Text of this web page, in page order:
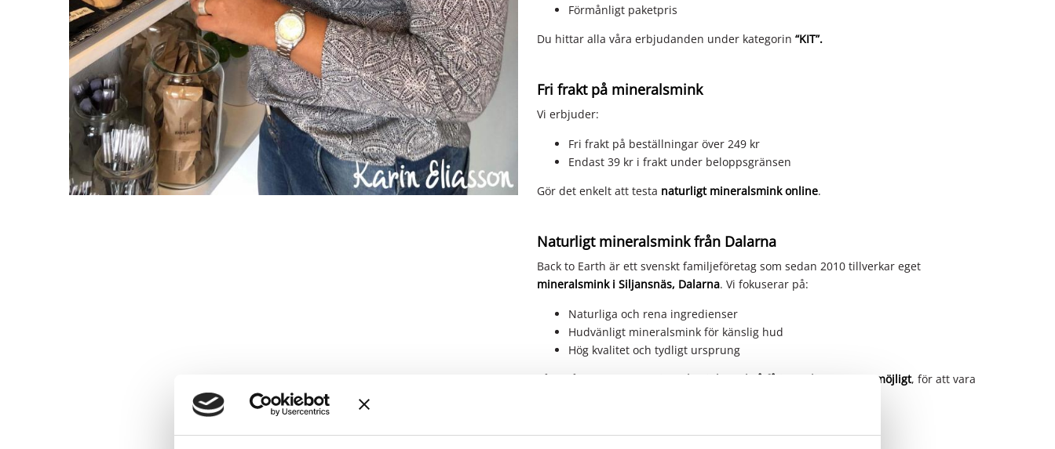
Förmånligt paketpris
Du hittar alla våra erbjudanden under kategorin“KIT”.
Fri frakt på mineralsmink
Vi erbjuder:
Fri frakt på beställningar över 249 kr
Endast 39 kr i frakt under beloppsgränsen
Gör det enkelt att testa naturligt mineralsmink online.
Naturligt mineralsmink från Dalarna
Back to Earth är ett svenskt familjeföretag som sedan 2010 tillverkar eget
mineralsmink i Siljansnäs, Dalarna. Vi fokuserar på:
Naturliga och rena ingredienser
Hudvänligt mineralsmink för känslig hud
Hög kvalitet och tydligt ursprung
Vårt mål är att skapa
mineralsmink med så få ingredienser som möjligt, för att vara